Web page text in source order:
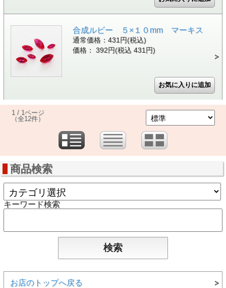
合成ルビー ５×１０mm マーキス
通常価格：431円(税込)
価格： 392円(税込 431円)
1 / 1ページ
（全12件）
商品検索
キーワード検索
お店のトップへ戻る